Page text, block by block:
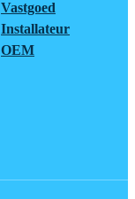
Vastgoed
Installateur
OEM